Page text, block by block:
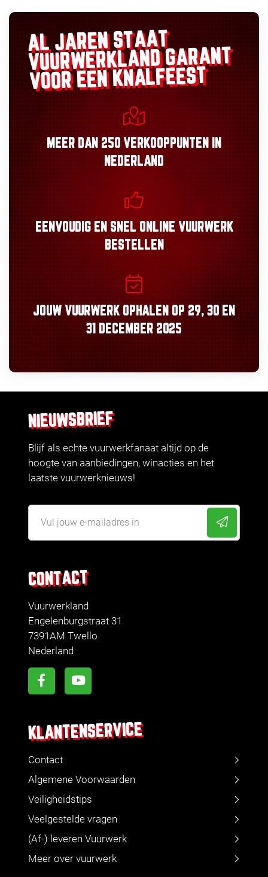
AL JAREN STAAT
VUURWERKLANDGARANT
VOOR EEN KNALFEEST
MEER DAN 250 VERKOOPPUNTEN
IN
NEDERLAND
EENVOUDIGEN SNEL ONLINE VUURWERK
BESTELLEN
JOUW VUURWERK OPHALEN OP 29, 30 EN
31 DECEMBER 2025
CONTACT
Vuurwerkland
Engelenburgstraat 31
7391AM Twello
Nederland
KLANTENSERVICE
Contact
Algemene Voorwaarden
Veiligheidstips
Veelgestelde vragen
(Af-) leveren Vuurwerk
Meer over vuurwerk
NIEUWSBRIEF
Blijf als echte vuurwerkfanaat altijd op de
hoogte van aanbiedingen, winacties en het
laatste vuurwerknieuws!